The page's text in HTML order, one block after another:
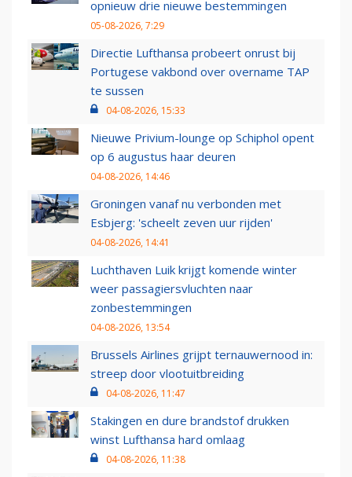
opnieuw drie nieuwe bestemmingen
05-08-2026, 7:29
Directie Lufthansa probeert onrust bij
Portugese vakbond over overname TAP
te sussen
04-08-2026, 15:33
Nieuwe Privium-lounge op Schiphol opent
op 6 augustus haar deuren
04-08-2026, 14:46
Groningen vanaf nu verbonden met
Esbjerg: 'scheelt zeven uur rijden'
04-08-2026, 14:41
Luchthaven Luik krijgt komende winter
weer passagiersvluchten naar
zonbestemmingen
04-08-2026, 13:54
Brussels Airlines grijpt ternauwernood in:
streep door vlootuitbreiding
04-08-2026, 11:47
Stakingen en dure brandstof drukken
winst Lufthansa hard omlaag
04-08-2026, 11:38